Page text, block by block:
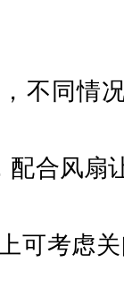
不同情
合风扇
可考虑